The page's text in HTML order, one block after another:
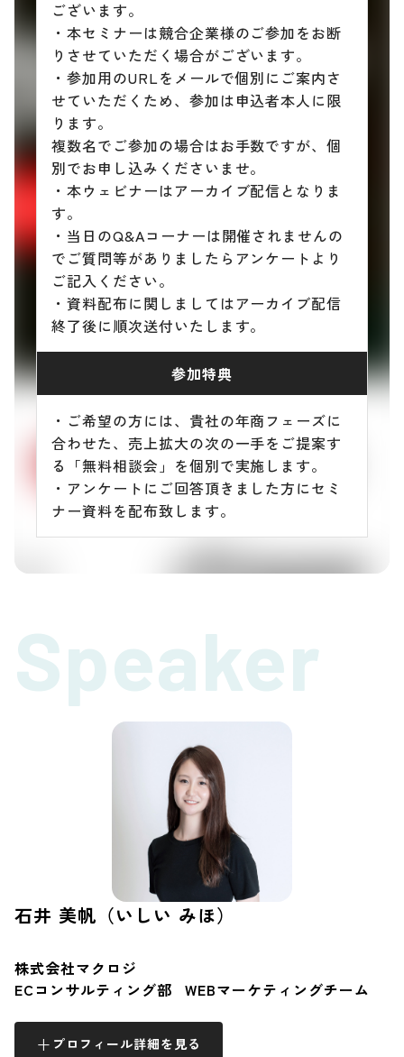
ございます。
・本セミナーは競合企業様のご参加をお断
りさせていただく場合がございます。
・参加用のURLをメールで個別にご案内さ
せていただくため、参加は申込者本人に限
ります。
複数名でご参加の場合はお手数ですが、個
別でお申し込みくださいませ。
・本ウェビナーはアーカイブ配信となりま
す。
・当日のQ&Aコーナーは開催されませんの
でご質問等がありましたらアンケートより
ご記入ください。
・資料配布に関しましてはアーカイブ配信
終了後に順次送付いたします。
参加特典
・ご希望の方には、貴社の年商フェーズに
合わせた、売上拡大の次の一手をご提案す
る「無料相談会」を個別で実施します。
・アンケートにご回答頂きました方にセミ
ナー資料を配布致します。
Speaker
石井 美帆（いしい みほ）
株式会社マクロジ
ECコンサルティング部 WEBマーケティングチーム
プロフィール詳細を見る